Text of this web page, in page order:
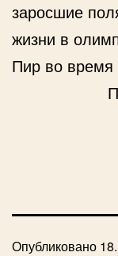
заросшие
жизни в
Пир во
Опубликовано